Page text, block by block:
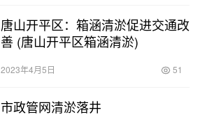
唐山开平区：箱涵清淤促进交通改
善 (唐山开平区箱涵清淤)
2023年4月5日 51
市政管网清淤落井